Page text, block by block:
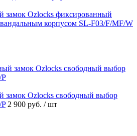
замок Ozlocks фиксированный
корпусом SL-F03/F/MF/W
замок Ozlocks свободный выбор
2 900 руб. / шт